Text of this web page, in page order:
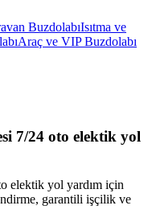
BuzdolabıIsıtma ve
Araç ve VIP Buzdolabı
7/24 oto elektik yol
elektik yol yardım için
garantili işçilik ve